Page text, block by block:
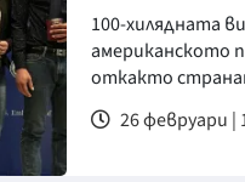
100-хилядната
американското
откакто
26 февруари |